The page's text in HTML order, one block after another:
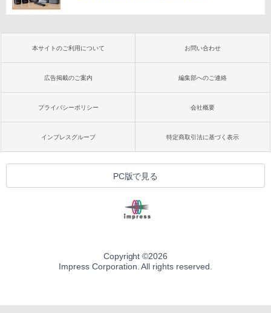
本サイトのご利用について お問い合わせ
広告掲載のご案内 編集部へのご連絡
プライバシーポリシー 会社概要
インプレスグループ 特定商取引法に基づく表示
PC版で見る
Copyright ©2026
Impress Corporation. All rights reserved.